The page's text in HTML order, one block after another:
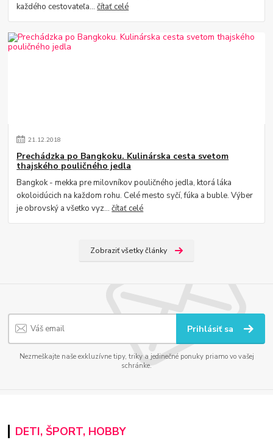
každého cestovateľa...čítať celé
21.12.2018
Prechádzka po Bangkoku. Kulinárska cesta svetom
thajského pouličného jedla
Bangkok - mekka pre milovníkov pouličného jedla, ktorá láka
okoloidúcich na každom rohu. Celé mesto syčí, fúka a buble. Výber
je obrovský a všetko vyz...čítať celé
Zobraziť všetky články
Prihlásiť sa
Nezmeškajte naše exkluzívne tipy, triky a jedinečné ponuky priamo vo vašej
schránke.
DETI, ŠPORT, HOBBY